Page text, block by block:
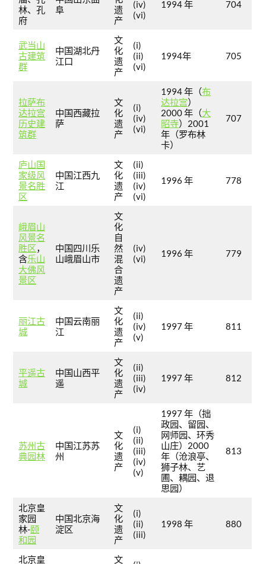
林、孔
府
阜
遗
产
(iv)
(vi)
1994 年 704
武当山
古建筑
群
中国湖北丹
江口
文
化
遗
产
(i)
(ii)
(vi)
1994年 705
拉萨布
达拉宫
历史建
筑群
中国西藏拉
萨
文
化
遗
产
(i)
(iv)
(vi)
1994 年（布
达拉宫）
2000 年（大
昭寺）2001
年（罗布林
卡）
707
庐山国
家级风
景名胜
区
中国江西九
江
文
化
遗
产
(ii)
(iii)
(iv)
(vi)
1996 年 778
峨眉山
风景名
胜区，
含乐山
大佛风
景区
中国四川乐
山峨眉山市
文
化
自
然
混
合
遗
产
(iv)
(vi)
1996 年 779
丽江古
城
中国云南丽
江
文
化
遗
产
(ii)
(iv)
(v)
1997 年 811
平遥古
城
中国山西平
遥
文
化
遗
产
(ii)
(iii)
(iv)
1997 年 812
苏州古
典园林
中国江苏苏
州
文
化
遗
产
(i)
(ii)
(iii)
(iv)
(v)
1997 年（拙
政园、留园、
网师园、环秀
山庄）2000
年（沧浪亭、
狮子林、艺
圃、耦园、退
思园）
813
北京皇
家园
林-颐
和园
中国北京海
淀区
文
化
遗
产
(i)
(ii)
(iii)
1998 年 880
北京皇 文